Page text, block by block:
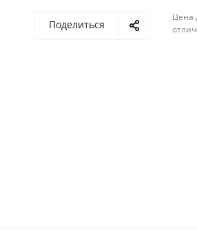
Поделиться
Цена